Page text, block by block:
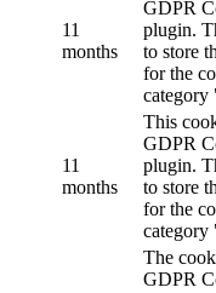
11
months
GDPR
plugin.
to store
for the
category
11
months
This
GDPR
plugin.
to store
for the
category
The
GDPR